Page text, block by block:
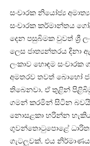
සංචාරක නියෝජ්‍ය
සංචාරක කර්මාන්තය
දෙන පසුබිමක වුවත් ශ්‍රී
ලෙස ජාත්‍යන්තරය දිනා
ලංකාව හොඳම
අමතරව තවත් බොහෝ
තිබෙනවා. ඒ තුළින්
ගමන් කරමින් සිටින
නොසළකා හරින්න
ගුවන්තොටුපොළේ
ගැටලුවක්. එය